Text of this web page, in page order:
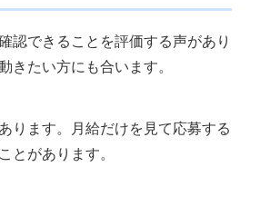
認できることを評価する声があり
きたい方にも合います。
ります。月給だけを見て応募する
とがあります。